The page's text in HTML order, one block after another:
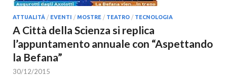
ATTUALITÀ / EVENTI / MOSTRE / TEATRO / TECNOLOGIA
A Città della Scienza si replica
l’appuntamento annuale con “Aspettando
la Befana”
30/12/2015